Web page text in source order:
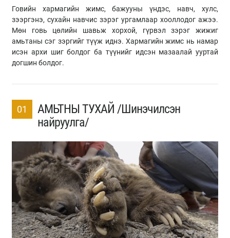
Говийн хармагийн жимс, бажууны үндэс, навч, хулс,
зээргэнэ, сухайн навчис зэрэг ургамлаар хооллодог ажээ.
Мөн говь цөлийн шавьж хорхой, гүрвэл зэрэг жижиг
амьтаны сэг зэргийг түүж иднэ. Хармагийн жимс нь намар
исэн архи шиг болдог ба түүнийг идсэн мазаалай ууртай
догшин болдог.
01
АМЬТНЫ ТУХАЙ /Шинэчилсэн
найруулга/